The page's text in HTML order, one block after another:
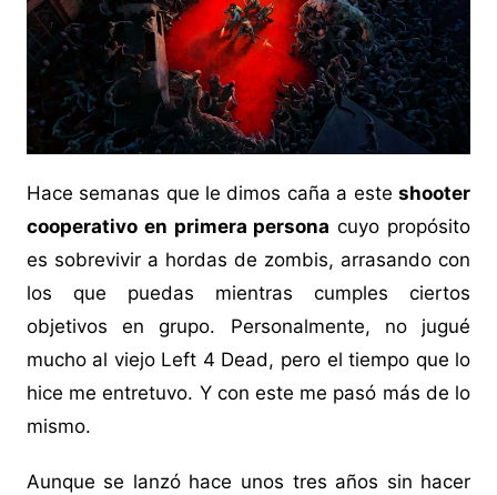
Hace semanas que le dimos caña a esteshooter
cooperativo en primera persona cuyo propósito
es sobrevivir a hordas de zombis, arrasando con
los que puedas mientras cumples ciertos
objetivos en grupo. Personalmente, no jugué
mucho al viejo Left 4 Dead, pero el tiempo que lo
hice me entretuvo. Y con este me pasó más de lo
mismo.
Aunque se lanzó hace unos tres años sin hacer